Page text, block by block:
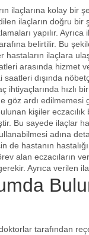
ilaçlarına kolay bir
ilaçların doğru bir
yapılır.
belirtilir. Bu
hastaların ilaçlara
arasında hizmet
saatleri dışında
ihtiyaçlarında hızlı
göz ardı edilmemesi
kişiler
Bu sayede ilaçlar
adına
de hastanın
alan eczacıların
Ayrıca verilen
tarafından